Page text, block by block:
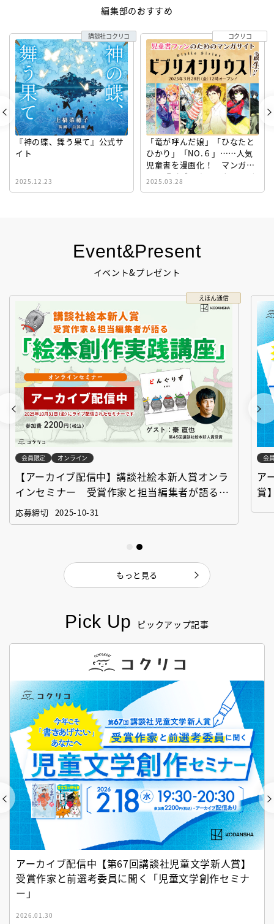
Pick Up ピックアップ記事
アーカイブ配信中【第67回講談社児童文学新人賞】
受賞作家と前選考委員に聞く「児童文学創作セミナ
ー」
2026.01.30
Event&Present
イベント&プレゼント
えほん通信
会員限定 オンライン
【アーカイブ配信中】講談社絵本新人賞オンラ
インセミナー 受賞作家と担当編集者が語る
「絵本創作実践講座」
応募締切 2025-10-31
会
ア
賞
もっと見る
編集部のおすすめ
『神の蝶、舞う果て』公式サ
イト
2025.12.23
講談社コクリコ
「竜が呼んだ娘」「ひなたと
ひかり」「NO.６」……人気
児童書を漫画化！ マンガサ
イト『ビブリオシリウス』誕
生！
2025.03.28
コクリコ